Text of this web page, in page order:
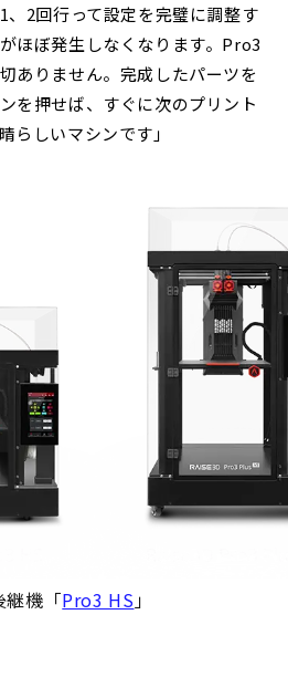
、2回行って設定を完璧に調整す
ほぼ発生しなくなります。Pro3
ありません。完成したパーツを
を押せば、すぐに次のプリント
らしいマシンです」
継機「Pro3 HS」